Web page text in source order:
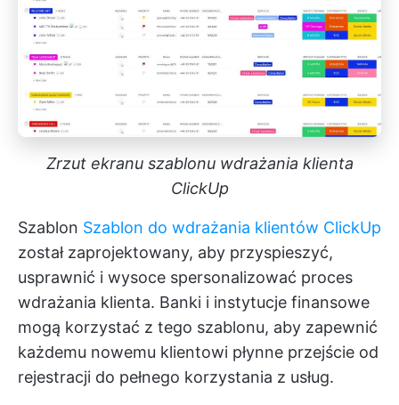
Zrzut ekranu szablonu wdrażania klienta
ClickUp
Szablon Szablon do wdrażania klientów ClickUp
został zaprojektowany, aby przyspieszyć,
usprawnić i wysoce spersonalizować proces
wdrażania klienta. Banki i instytucje finansowe
mogą korzystać z tego szablonu, aby zapewnić
każdemu nowemu klientowi płynne przejście od
rejestracji do pełnego korzystania z usług.